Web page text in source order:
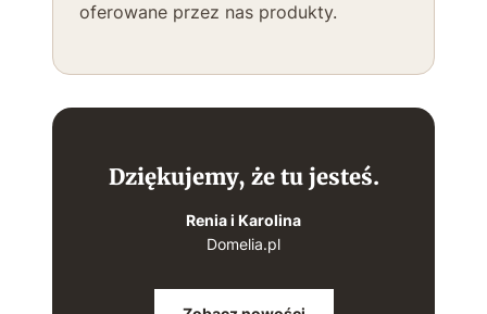
oferowane przez nas produkty.
Dziękujemy, że tu jesteś.
Renia i Karolina
Domelia.pl